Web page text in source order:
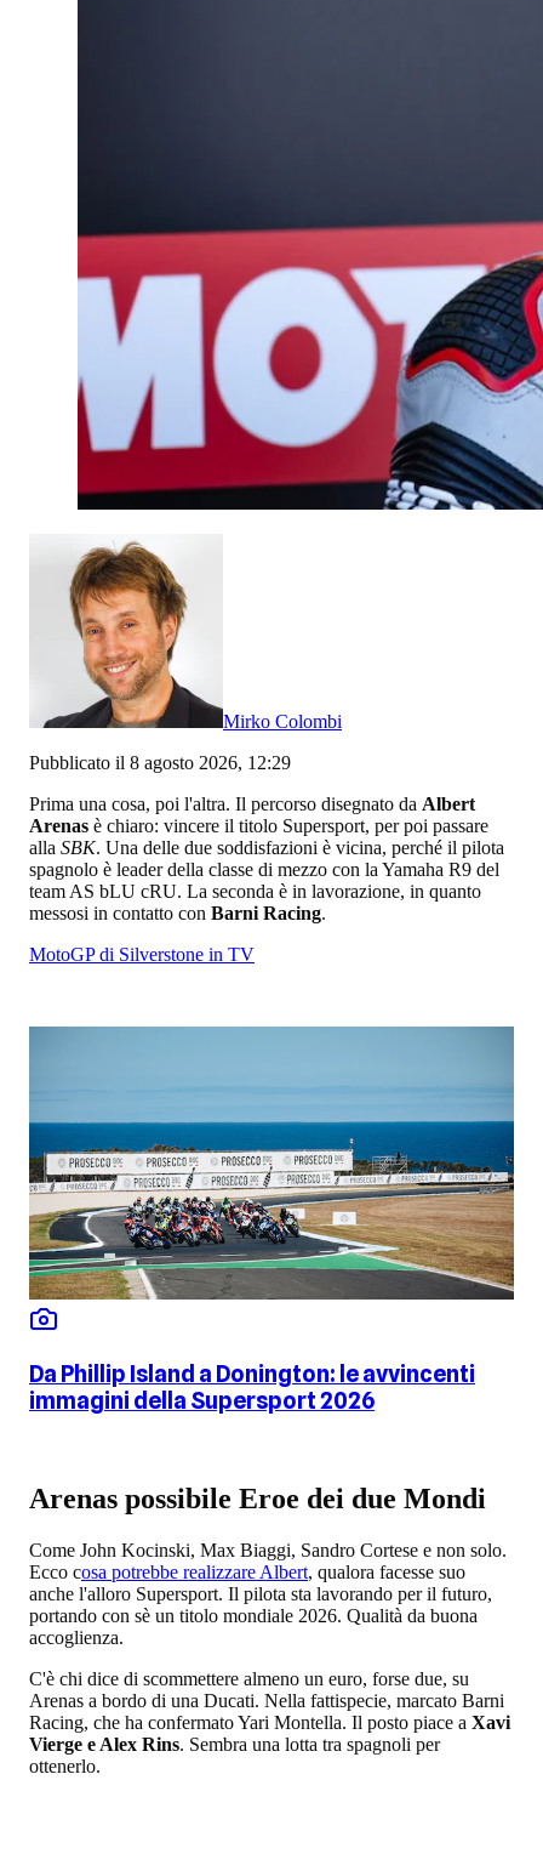
Mirko Colombi
Pubblicato il 8 agosto 2026, 12:29
Prima una cosa, poi l'altra. Il percorso disegnato da Albert
Arenas è chiaro: vincere il titolo Supersport, per poi passare
alla SBK. Una delle due soddisfazioni è vicina, perché il pilota
spagnolo è leader della classe di mezzo con la Yamaha R9 del
team AS bLU cRU. La seconda è in lavorazione, in quanto
messosi in contatto con Barni Racing.
MotoGP di Silverstone in TV
Da Phillip Island a Donington: le avvincenti
immagini della Supersport 2026
Arenas possibile Eroe dei due Mondi
Come John Kocinski, Max Biaggi, Sandro Cortese e non solo.
Ecco cosa potrebbe realizzare Albert, qualora facesse suo
anche l'alloro Supersport. Il pilota sta lavorando per il futuro,
portando con sè un titolo mondiale 2026. Qualità da buona
accoglienza.
C'è chi dice di scommettere almeno un euro, forse due, su
Arenas a bordo di una Ducati. Nella fattispecie, marcato Barni
Racing, che ha confermato Yari Montella. Il posto piace a Xavi
Vierge e Alex Rins. Sembra una lotta tra spagnoli per
ottenerlo.